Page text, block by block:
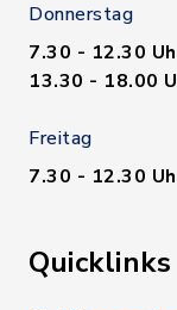
Donnerstag
7.30 - 12.30
13.30 - 18.00
Freitag
7.30 - 12.30
Quicklinks